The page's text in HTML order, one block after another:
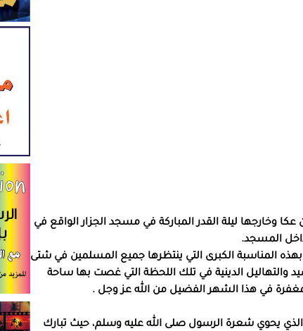
وخارجها ليلة القدر المباركة في مسجد الجزار الواقع في
المسجد.
المناسبة الكبرى التي ينتظرها جميع المسلمين في شتى
والتهاليل الدينية في تلك اللحظة التي غصت بها ساحة
في هذا الشهر الفضيل من الله عز وجل .
يحوي شعرة الرسول صلى الله عليه وسلم، حيث تبارك